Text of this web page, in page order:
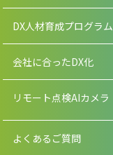
DX人材育成プログラム
会社に合ったDX化
リモート点検AIカメラ
よくあるご質問